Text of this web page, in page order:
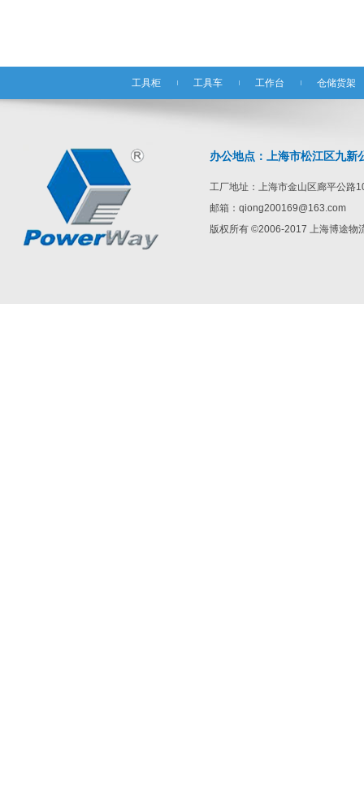
工具柜 工具车 工作台 仓储货架
办公地点：上海市松江区九
工厂地址：上海市金山区廊平公路
邮箱：qiong200169@163.com
版权所有 ©2006-2017 上海博途物